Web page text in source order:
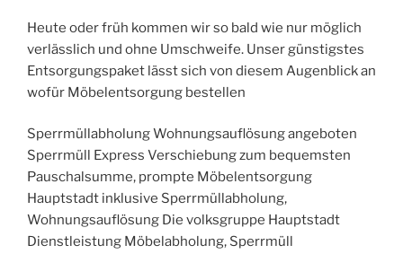
Heute oder früh kommen wir so bald wie nur möglich
verlässlich und ohne Umschweife. Unser günstigstes
Entsorgungspaket lässt sich von diesem Augenblick an
wofür Möbelentsorgung bestellen
Sperrmüllabholung Wohnungsauflösung angeboten
Sperrmüll Express Verschiebung zum bequemsten
Pauschalsumme, prompte Möbelentsorgung
Hauptstadt inklusive Sperrmüllabholung,
Wohnungsauflösung Die volksgruppe Hauptstadt
Dienstleistung Möbelabholung, Sperrmüll